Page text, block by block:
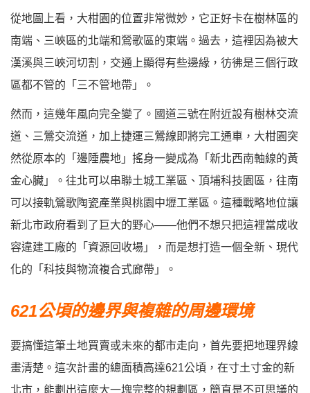
從地圖上看，大柑園的位置非常微妙，它正好卡在樹林區的
南端、三峽區的北端和鶯歌區的東端。過去，這裡因為被大
漢溪與三峽河切割，交通上顯得有些邊緣，彷彿是三個行政
區都不管的「三不管地帶」。
然而，這幾年風向完全變了。國道三號在附近設有樹林交流
道、三鶯交流道，加上捷運三鶯線即將完工通車，大柑園突
然從原本的「邊陲農地」搖身一變成為「新北西南軸線的黃
金心臟」。往北可以串聯土城工業區、頂埔科技園區，往南
可以接軌鶯歌陶瓷產業與桃園中壢工業區。這種戰略地位讓
新北市政府看到了巨大的野心——他們不想只把這裡當成收
容違建工廠的「資源回收場」，而是想打造一個全新、現代
化的「科技與物流複合式廊帶」。
621公頃的邊界與複雜的周邊環境
要搞懂這筆土地買賣或未來的都市走向，首先要把地理界線
畫清楚。這次計畫的總面積高達621公頃，在寸土寸金的新
北市，能劃出這麼大一塊完整的規劃區，簡直是不可思議的